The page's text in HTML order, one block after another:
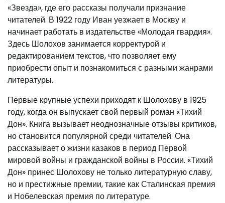
«Звезда», где его рассказы получали признание
читателей. В 1922 году Иван уезжает в Москву и
начинает работать в издательстве «Молодая гвардия».
Здесь Шолохов занимается корректурой и
редактированием текстов, что позволяет ему
приобрести опыт и познакомиться с разными жанрами
литературы.
Первые крупные успехи приходят к Шолохову в 1925
году, когда он выпускает свой первый роман «Тихий
Дон». Книга вызывает неоднозначные отзывы критиков,
но становится популярной среди читателей. Она
рассказывает о жизни казаков в период Первой
мировой войны и гражданской войны в России. «Тихий
Дон» принес Шолохову не только литературную славу,
но и престижные премии, такие как Сталинская премия
и Нобелевская премия по литературе.